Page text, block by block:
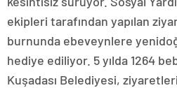
ekipleri tarafından yapılan
burnunda ebeveynlere
hediye ediliyor. 5 yılda 1264
Kuşadası Belediyesi,